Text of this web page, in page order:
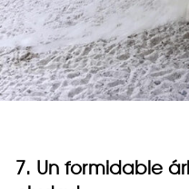
7. Un formidable